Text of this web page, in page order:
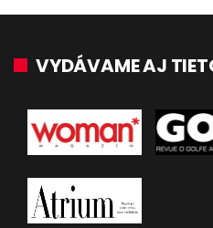
VYDÁVAME AJ